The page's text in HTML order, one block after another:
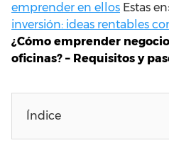
emprender en ellos Estas
inversión: ideas rentables
¿Cómo emprender
oficinas? – Requisitos y
Índice